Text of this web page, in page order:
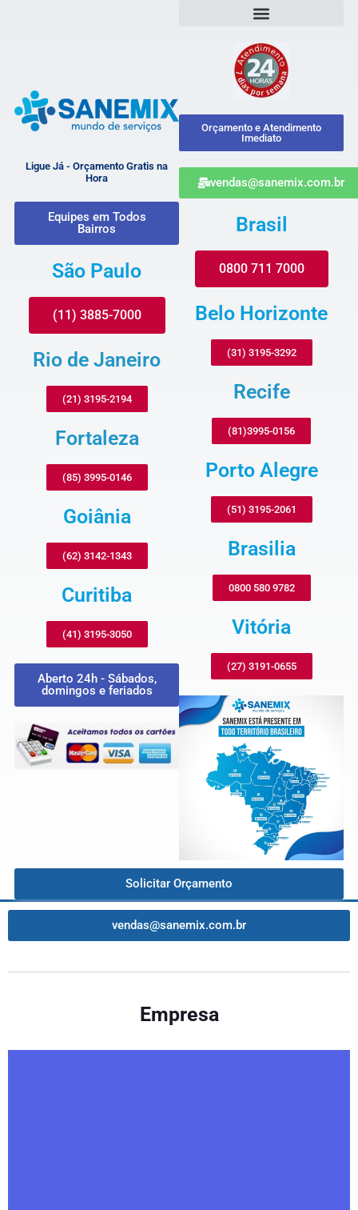
Ligue Já - Orçamento Gratis na
Hora
Equipes em Todos
Bairros
São Paulo
(11) 3885-7000
Rio de Janeiro
(21) 3195-2194
Fortaleza
(85) 3995-0146
Goiânia
(62) 3142-1343
Curitiba
(41) 3195-3050
Aberto 24h - Sábados,
domingos e feriados
Orçamento e Atendimento
Imediato
vendas@sanemix.com.br
Brasil
0800 711 7000
Belo Horizonte
(31) 3195-3292
Recife
(81)3995-0156
Porto Alegre
(51) 3195-2061
Brasilia
0800 580 9782
Vitória
(27) 3191-0655
Solicitar Orçamento
vendas@sanemix.com.br
Empresa